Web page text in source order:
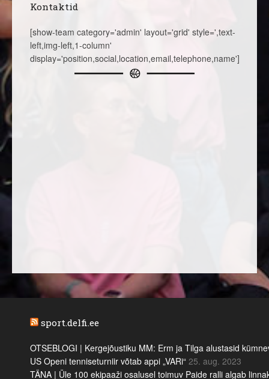
Kontaktid
[show-team category='admin' layout='grid' style=',text-
left,img-left,1-column'
display='position,social,location,email,telephone,name']
sport.delfi.ee
OTSEBLOGI | Kergejõustiku MM: Erm ja Tilga alustasid
US Openi tenniseturniir võtab appi „VARi“ 25. aug. 2023
TÄNA | Üle 100 ekipaaži osalusel toimuv Paide ralli algab